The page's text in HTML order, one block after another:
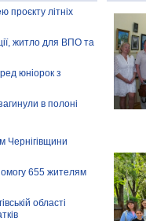
проєкту літніх
житло для ВПО та
юніорок з
в полоні
Чернігівщини
655 жителям
області